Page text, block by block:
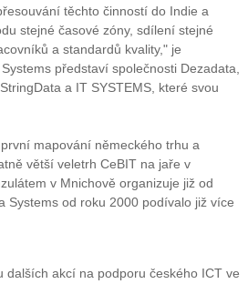
těchto činností do Indie a
stejné časové zóny, sdílení stejné
a standardů kvality," je
představí společnosti Dezadata,
a IT SYSTEMS, které svou
mapování německého trhu a
větší veletrh CeBIT na jaře v
v Mnichově organizuje již od
Systems od roku 2000 podívalo již více
dalších akcí na podporu českého ICT ve